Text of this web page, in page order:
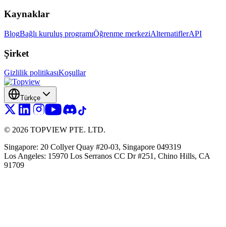
Kaynaklar
BlogBağlı kuruluş programıÖğrenme merkeziAlternatiflerAPI
Şirket
Gizlilik politikasıKoşullar
Türkçe
© 2026 TOPVIEW PTE. LTD.
Singapore: 20 Collyer Quay #20-03, Singapore 049319
Los Angeles: 15970 Los Serranos CC Dr #251, Chino Hills, CA
91709